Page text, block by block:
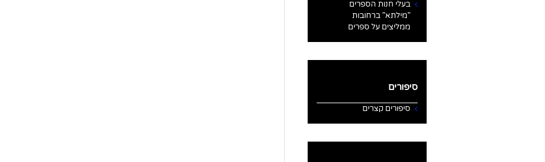
בעלי חנות הספרים
"מילתא" ברחובות
ממליצים על ספרים
סיפורים
סיפורים קצרים